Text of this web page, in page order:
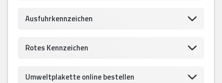
Ausfuhrkennzeichen
Rotes Kennzeichen
Umweltplakette online bestellen